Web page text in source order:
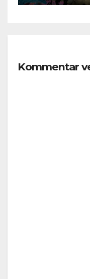
Kommentar